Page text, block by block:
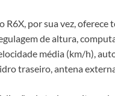
R6X, por sua vez,
de altura,
média (km/h),
traseiro, antena